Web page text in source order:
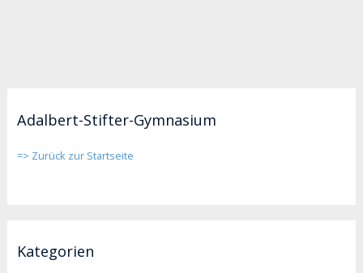
Adalbert-Stifter-Gymnasium
=> Zurück zur Startseite
Kategorien